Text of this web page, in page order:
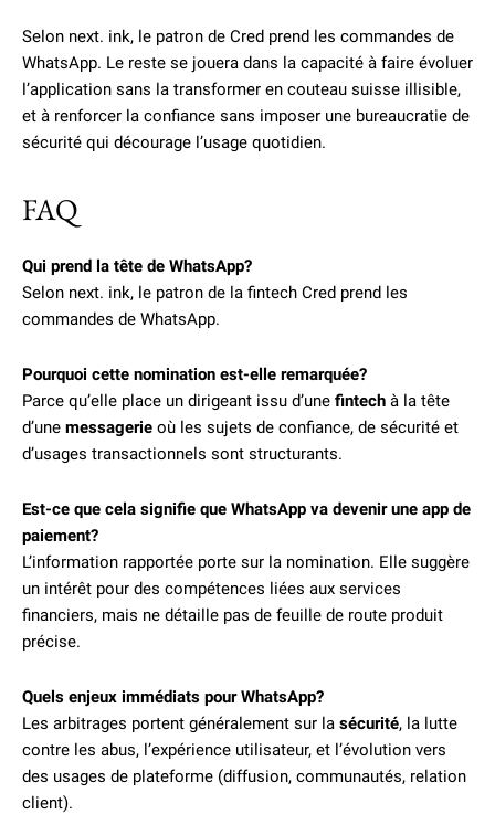
Selon next. ink, le patron de Cred prend les commandes de
WhatsApp. Le reste se jouera dans la capacité à faire évoluer
l’application sans la transformer en couteau suisse illisible,
et à renforcer la confiance sans imposer une bureaucratie de
sécurité qui décourage l’usage quotidien.
FAQ
Qui prend la tête de WhatsApp?
Selon next. ink, le patron de la fintech Cred prend les
commandes de WhatsApp.
Pourquoi cette nomination est-elle remarquée?
Parce qu’elle place un dirigeant issu d’une fintech à la tête
d’une messagerie où les sujets de confiance, de sécurité et
d’usages transactionnels sont structurants.
Est-ce que cela signifie que WhatsApp va devenir une app de
paiement?
L’information rapportée porte sur la nomination. Elle suggère
un intérêt pour des compétences liées aux services
financiers, mais ne détaille pas de feuille de route produit
précise.
Quels enjeux immédiats pour WhatsApp?
Les arbitrages portent généralement sur la sécurité, la lutte
contre les abus, l’expérience utilisateur, et l’évolution vers
des usages de plateforme (diffusion, communautés, relation
client).